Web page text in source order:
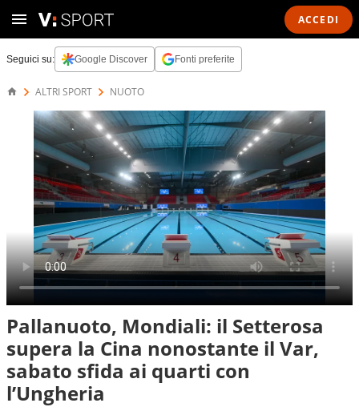
ACCEDI
Seguici su: Google Discover Fonti preferite
ALTRI SPORT NUOTO
Pallanuoto, Mondiali: il Setterosa
supera la Cina nonostante il Var,
sabato sfida ai quarti con
l’Ungheria